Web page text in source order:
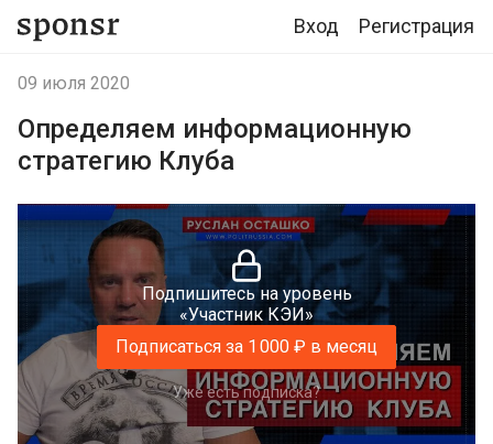
Вход Регистрация
09 июля 2020
Определяем информационную
стратегию Клуба
Подпишитесь на уровень
«Участник КЭИ»
Подписаться за 1 000 ₽ в месяц
Уже есть подписка?